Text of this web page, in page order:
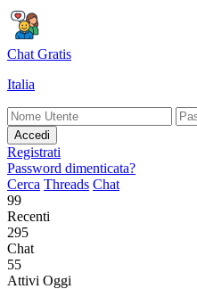
Chat Gratis
Italia
Accedi
Registrati
Password dimenticata?
Cerca Threads Chat
99
Recenti
295
Chat
55
Attivi Oggi